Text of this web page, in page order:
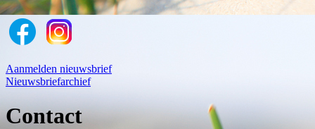
Aanmelden nieuwsbrief
Nieuwsbriefarchief
Contact